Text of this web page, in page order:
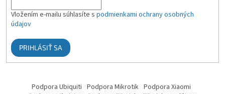
Vložením e-mailu súhlasíte s podmienkami ochrany osobných
údajov
PRIHLÁSIŤ SA
Podpora Ubiquiti Podpora Mikrotik Podpora Xiaomi